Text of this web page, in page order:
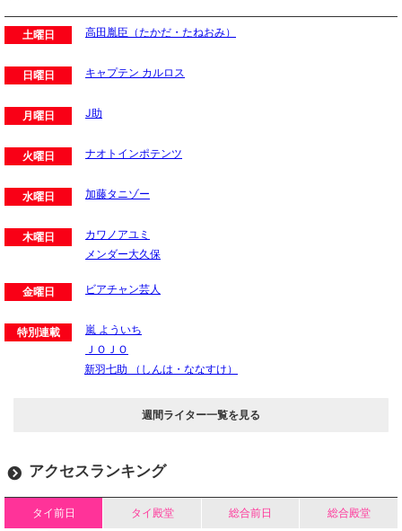
土曜日 高田胤臣（たかだ・たねおみ）
日曜日 キャプテン カルロス
月曜日 J助
火曜日 ナオトインポテンツ
水曜日 加藤タニゾー
木曜日
カワノアユミ
メンダー大久保
金曜日 ビアチャン芸人
特別連載
嵐 よういち
ＪＯＪＯ
新羽七助 （しんは・ななすけ）
週間ライター一覧を見る
アクセスランキング
タイ前日 タイ殿堂 総合前日 総合殿堂